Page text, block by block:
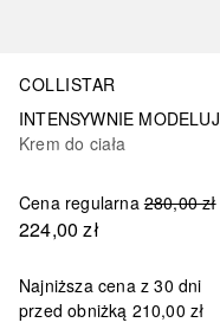
COLLISTAR
Krem do ciała
Cena regularna 280,00 zł
224,00 zł
Najniższa cena z 30 dni
przed obniżką 210,00 zł